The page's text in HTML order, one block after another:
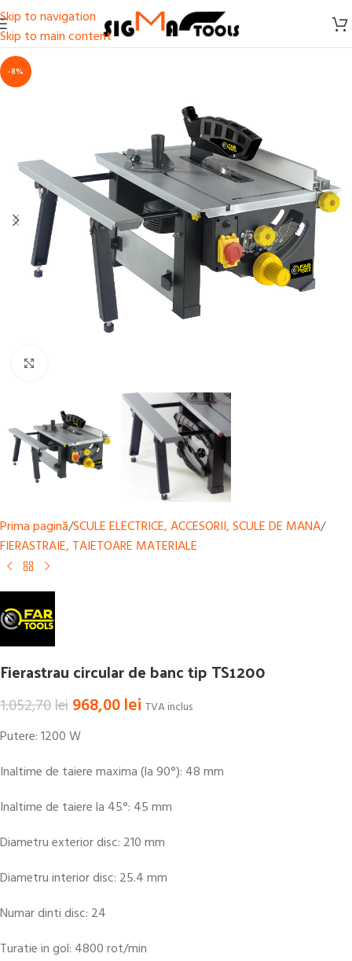
Skip to navigation
Skip to main content
-8%
Prima pagină/SCULE ELECTRICE, ACCESORII, SCULE DE MANA/
FIERASTRAIE, TAIETOARE MATERIALE
Fierastrau circular de banc tip TS1200
1.052,70lei 968,00lei TVA inclus
Putere: 1200 W
Inaltime de taiere maxima (la 90°): 48 mm
Inaltime de taiere la 45°: 45 mm
Diametru exterior disc: 210 mm
Diametru interior disc: 25.4 mm
Numar dinti disc: 24
Turatie in gol: 4800 rot/min